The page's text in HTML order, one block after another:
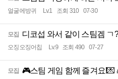
얼굴에방귀 Lv.1 조회 310 07-30
모집 디코섭 와서 같이 스팀겜 ㄱ?
오징오징어칩 Lv.9 조회 490 07-27
모집 🎮스팀 게임 함께 즐겨요!💌